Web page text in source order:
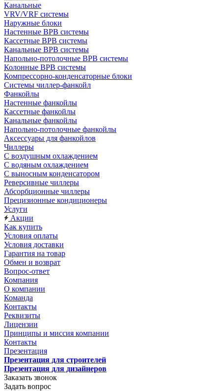
Канальные
VRV/VRF системы
Наружные блоки
Настенные ВРВ системы
Кассетные ВРВ системы
Канальные ВРВ системы
Напольно-потолочные ВРВ системы
Колонные ВРВ системы
Компрессорно-конденсаторные блоки
Системы чиллер-фанкойл
Фанкойлы
Настенные фанкойлы
Кассетные фанкойлы
Канальные фанкойлы
Напольно-потолочные фанкойлы
Аксессуары для фанкойлов
Чиллеры
С воздушным охлаждением
С водяным охлаждением
С выносным конденсатором
Реверсивные чиллеры
Абсорбционные чиллеры
Прецизионные кондиционеры
Услуги
Акции
Как купить
Условия оплаты
Условия доставки
Гарантия на товар
Обмен и возврат
Вопрос-ответ
Компания
О компании
Команда
Контакты
Реквизиты
Лицензии
Принципы и миссия компании
Контакты
Презентация
Презентация для строителей
Презентация для дизайнеров
Заказать звонок
Задать вопрос